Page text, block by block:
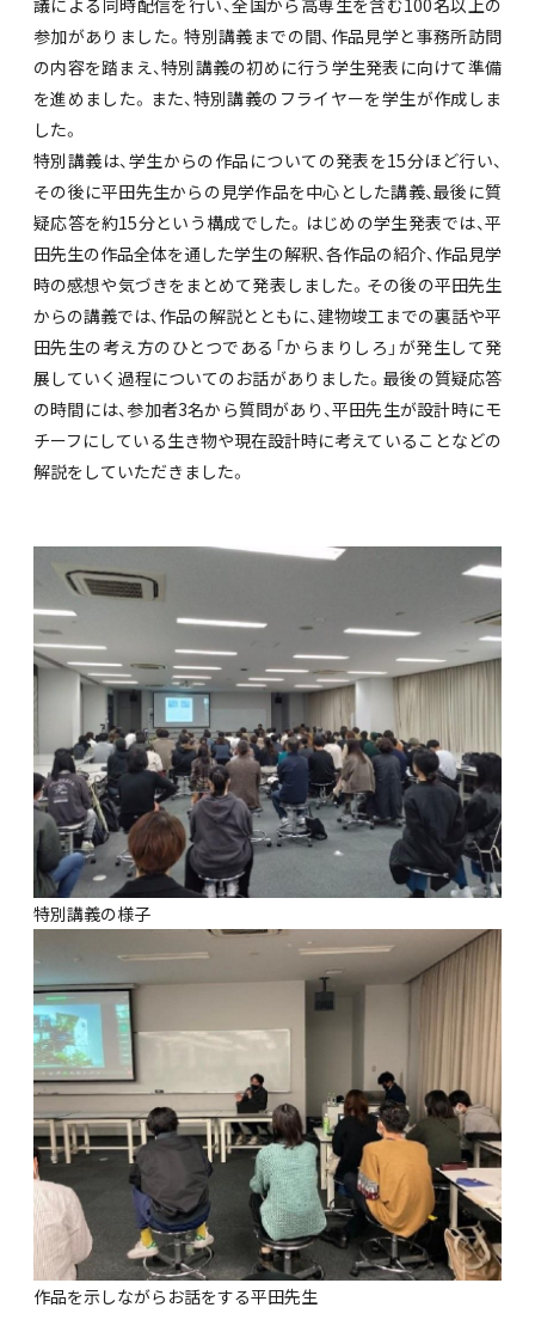
参加がありました。特別講義までの間、作品見学と事務所訪問
の内容を踏まえ、特別講義の初めに行う学生発表に向けて準備
を進めました。また、特別講義のフライヤーを学生が作成しま
した。
特別講義は、学生からの作品についての発表を15分ほど行い、
その後に平田先生からの見学作品を中心とした講義、最後に質
疑応答を約15分という構成でした。はじめの学生発表では、平
田先生の作品全体を通した学生の解釈、各作品の紹介、作品見学
時の感想や気づきをまとめて発表しました。その後の平田先生
からの講義では、作品の解説とともに、建物竣工までの裏話や平
田先生の考え方のひとつである「からまりしろ」が発生して発
展していく過程についてのお話がありました。最後の質疑応答
の時間には、参加者3名から質問があり、平田先生が設計時にモ
チーフにしている生き物や現在設計時に考えていることなどの
解説をしていただきました。
特別講義の様子
作品を示しながらお話をする平田先生